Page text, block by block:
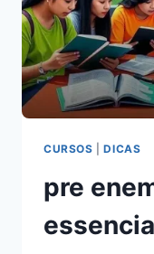
CURSOS |DICAS
pre